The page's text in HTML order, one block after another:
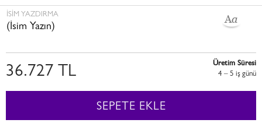
İSİM YAZDIRMA
(İsim Yazın)
36.727 TL
Üretim Süresi
4 – 5 i̇ş günü
SEPETE EKLE